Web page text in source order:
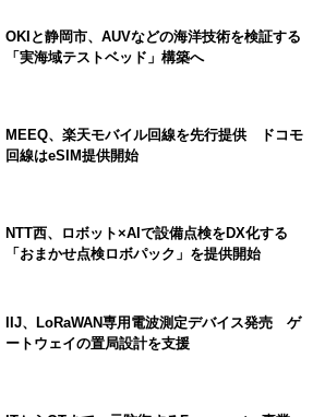
OKIと静岡市、AUVなどの海洋技術を検証する
「実海域テストベッド」構築へ
MEEQ、楽天モバイル回線を先行提供 ドコモ
回線はeSIM提供開始
NTT西、ロボット×AIで設備点検をDX化する
「おまかせ点検ロボパック」を提供開始
IIJ、LoRaWAN専用電波測定デバイス発売 ゲ
ートウェイの置局設計を支援